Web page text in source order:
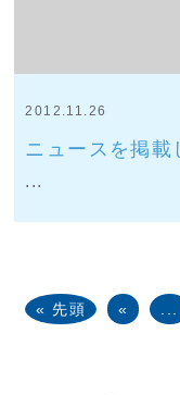
2012.11.26
ニュースを掲載
...
« 先頭 «